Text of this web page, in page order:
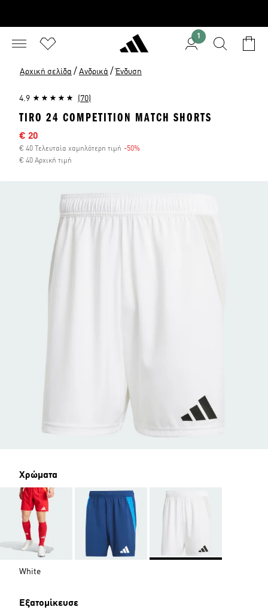
1
Αρχική σελίδα / Ανδρικά / Ένδυση
4.9 (70)
TIRO 24 COMPETITION MATCH SHORTS
Τιμή έκπτωσης
€ 20
€ 40 Τελευταία χαμηλότερη τιμή -50%
€ 40 Αρχική τιμή
Χρώματα
White
Εξατομίκευσε